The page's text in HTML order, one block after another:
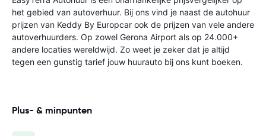
het gebied van autoverhuur. Bij ons vind je naast de autohuur
prijzen van Keddy By Europcar ook de prijzen van vele andere
autoverhuurders. Op zowel Gerona Airport als op 24.000+
andere locaties wereldwijd. Zo weet je zeker dat je altijd
tegen een gunstig tarief jouw huurauto bij ons kunt boeken.
Plus- & minpunten